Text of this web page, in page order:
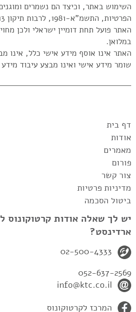
השימוש באתר, וכיצד הם נשמרים
הפרטיות, התשמ"א‑1981, לרבות תיקון 13.
במלואן.
האתר אינו אוסף מידע אישי כלל, אינו
שומר מידע אישי ואינו מבצע עיבוד
דף בית
אודות
מאמרים
פורום
צור קשר
מדיניות פרטיות
ביטול הסכמה
יש לך שאלה אודות קרטוקונוס
ארדינסט?
02-500-4333
052-637-2569
info@ktc.co.il
המרכז לקרטוקונוס